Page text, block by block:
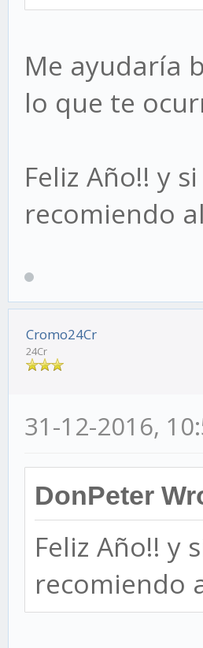
Me ayudaría
lo que te
Feliz Año!! y
recomiendo
Cromo24Cr
24Cr
31-12-2016,
DonPeter
Feliz Año!! y
recomiendo